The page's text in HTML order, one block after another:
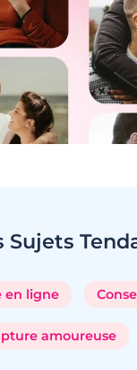
Sujets
en ligne
amoureuse